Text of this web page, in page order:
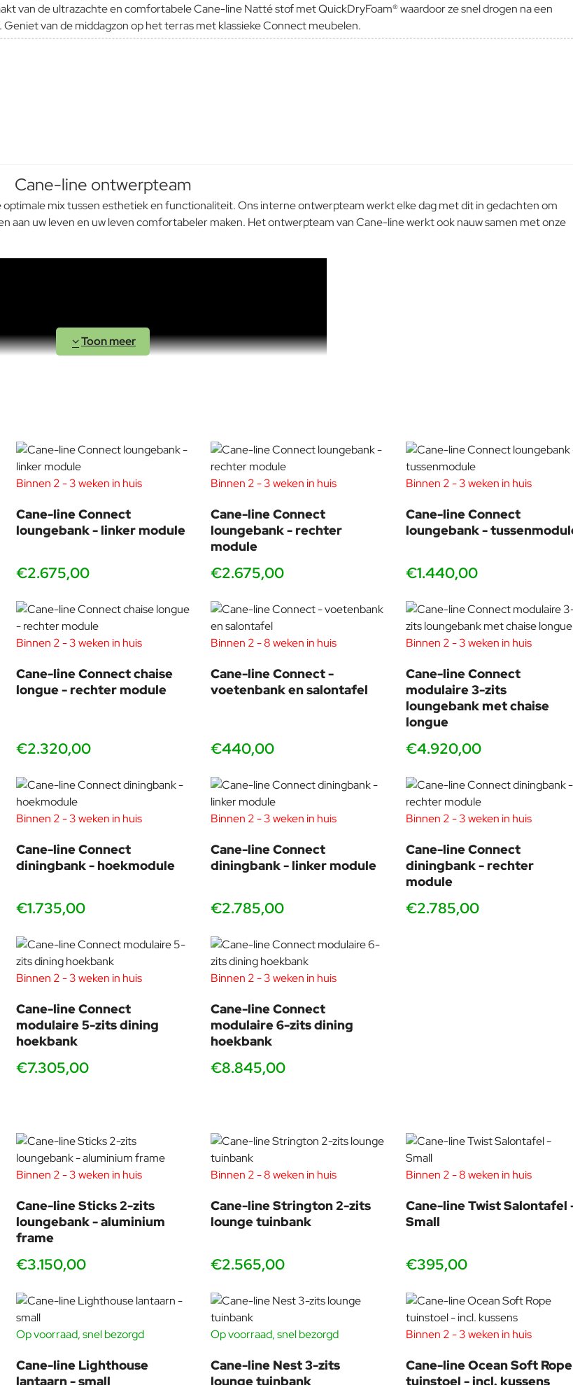
Note:HTML-code wordt niet vertaald!
van de ultrazachte en comfortabele Cane-line Natté stof met QuickDryFoam® waardoor ze snel drogen na een
van de middagzon op het terras met klassieke Connect meubelen.
Cane-line ontwerpteam
mix tussen esthetiek en functionaliteit. Ons interne ontwerpteam werkt elke dag met dit in gedachten om
aan uw leven en uw leven comfortabeler maken. Het ontwerpteam van Cane-line werkt ook nauw samen met onze
Binnen 2 - 3 weken in huis
Cane-line Connect
loungebank - linker module
€2.675,00
Binnen 2 - 3 weken in huis
Cane-line Connect
loungebank - rechter
module
€2.675,00
Binnen 2 - 3 weken in huis
Cane-line Connect
loungebank -
€1.440,00
Binnen 2 - 3 weken in huis
Cane-line Connect chaise
longue - rechter module
€2.320,00
Binnen 2 - 8 weken in huis
Cane-line Connect -
voetenbank en salontafel
€440,00
Binnen 2 - 3 weken in huis
Cane-line Connect
modulaire 3-zits
loungebank met chaise
longue
€4.920,00
Binnen 2 - 3 weken in huis
Cane-line Connect
diningbank - hoekmodule
€1.735,00
Binnen 2 - 3 weken in huis
Cane-line Connect
diningbank - linker module
€2.785,00
Binnen 2 - 3 weken in huis
Cane-line Connect
diningbank - rechter
module
€2.785,00
Binnen 2 - 3 weken in huis
Cane-line Connect
modulaire 5-zits dining
hoekbank
€7.305,00
Binnen 2 - 3 weken in huis
Cane-line Connect
modulaire 6-zits dining
hoekbank
€8.845,00
Binnen 2 - 3 weken in huis
Cane-line Sticks 2-zits
loungebank - aluminium
frame
€3.150,00
Binnen 2 - 8 weken in huis
Cane-line Strington 2-zits
lounge tuinbank
€2.565,00
Binnen 2 - 8 weken in huis
Cane-line Twist Salontafel
Small
€395,00
Op voorraad, snel bezorgd
Cane-line Lighthouse
lantaarn - small
Op voorraad, snel bezorgd
Cane-line Nest 3-zits
lounge tuinbank
Binnen 2 - 3 weken in huis
Cane-line Ocean Soft Rope
tuinstoel - incl. kussens